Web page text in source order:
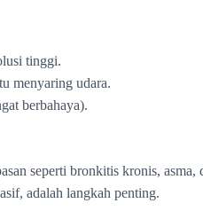
tinggi.
menyaring udara.
berbahaya).
seperti bronkitis kronis, asma,
adalah langkah penting.